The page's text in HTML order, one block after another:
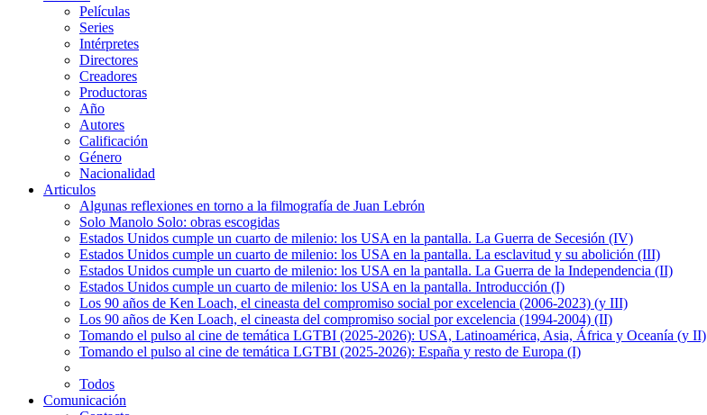
Películas
Series
Intérpretes
Directores
Creadores
Productoras
Año
Autores
Calificación
Género
Nacionalidad
Articulos
Algunas reflexiones en torno a la filmografía de Juan Lebrón
Solo Manolo Solo: obras escogidas
Estados Unidos cumple un cuarto de milenio: los USA en la pantalla. La Guerra de Secesión (IV)
Estados Unidos cumple un cuarto de milenio: los USA en la pantalla. La esclavitud y su abolición (III)
Estados Unidos cumple un cuarto de milenio: los USA en la pantalla. La Guerra de la Independencia (II)
Estados Unidos cumple un cuarto de milenio: los USA en la pantalla. Introducción (I)
Los 90 años de Ken Loach, el cineasta del compromiso social por excelencia (2006-2023) (y III)
Los 90 años de Ken Loach, el cineasta del compromiso social por excelencia (1994-2004) (II)
Tomando el pulso al cine de temática LGTBI (2025-2026): USA, Latinoamérica, Asia, África y Oceanía (y II)
Tomando el pulso al cine de temática LGTBI (2025-2026): España y resto de Europa (I)
Todos
Comunicación